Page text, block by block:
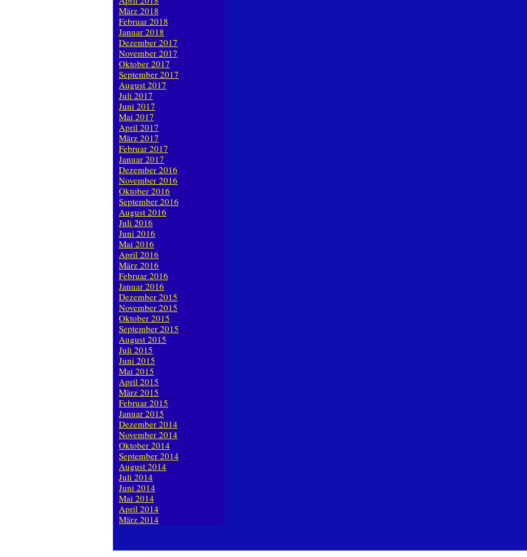
März 2018
Februar 2018
Januar 2018
Dezember 2017
November 2017
Oktober 2017
September 2017
August 2017
Juli 2017
Juni 2017
Mai 2017
April 2017
März 2017
Februar 2017
Januar 2017
Dezember 2016
November 2016
Oktober 2016
September 2016
August 2016
Juli 2016
Juni 2016
Mai 2016
April 2016
März 2016
Februar 2016
Januar 2016
Dezember 2015
November 2015
Oktober 2015
September 2015
August 2015
Juli 2015
Juni 2015
Mai 2015
April 2015
März 2015
Februar 2015
Januar 2015
Dezember 2014
November 2014
Oktober 2014
September 2014
August 2014
Juli 2014
Juni 2014
Mai 2014
April 2014
März 2014